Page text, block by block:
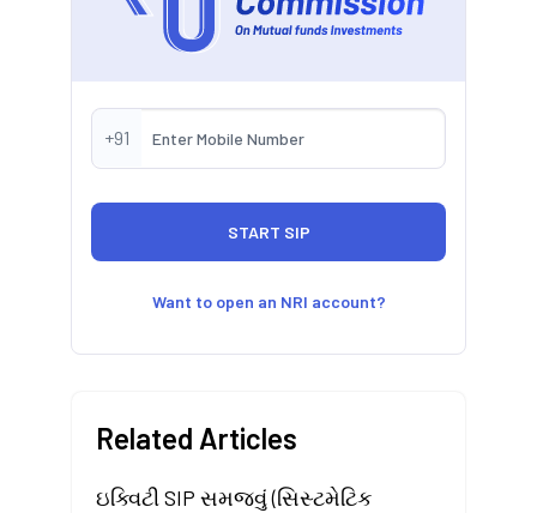
+91
Want to open an NRI account?
Related Articles
ઇક્વિટી SIP સમજવું (સિસ્ટમેટિક